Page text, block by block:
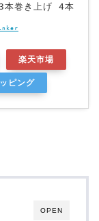
巻き上げ 4本
楽天市場
ピング
OPEN